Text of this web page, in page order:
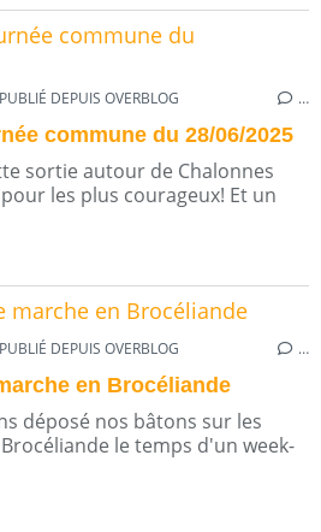
PUBLIÉ DEPUIS OVERBLOG …
commune du 28/06/2025
sortie autour de Chalonnes
les plus courageux! Et un
PUBLIÉ DEPUIS OVERBLOG …
en Brocéliande
déposé nos bâtons sur les
le temps d'un week-